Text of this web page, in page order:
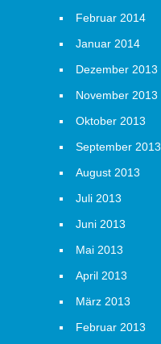
Februar 2014
Januar 2014
Dezember 2013
November 2013
Oktober 2013
September 2013
August 2013
Juli 2013
Juni 2013
Mai 2013
April 2013
März 2013
Februar 2013